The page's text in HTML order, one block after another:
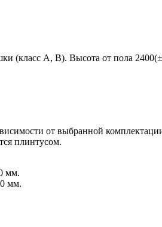
(класс A, B). Высота от пола
от выбранной
плинтусом.
мм.
мм.